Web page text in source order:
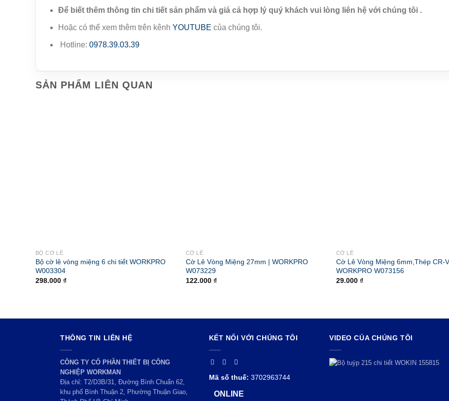
Để biết thêm thông tin chi tiết sản phẩm và giá cả hợp lý quý khách vui lòng liên hệ với chúng tôi .
Hoặc có thể xem thêm trên kênh YOUTUBE của chúng tôi.
Hotline: 0978.39.03.39
SẢN PHẨM LIÊN QUAN
BỘ CỜ LÊ
Bộ cờ lê vòng miệng 6 chi tiết WORKPRO
W003304
298.000 ₫
CỜ LÊ
Cờ Lê Vòng Miệng 27mm | WORKPRO
W073229
122.000 ₫
CỜ LÊ
Cờ Lê Vòng Miệng 6mm,Thép CR-V
WORKPRO W073156
29.000 ₫
THÔNG TIN LIÊN HỆ
CÔNG TY CỔ PHẦN THIẾT BỊ CÔNG
NGHIỆP WORKMAN
Địa chỉ: T2/D3B/31, Đường Bình Chuẩn 62,
khu phố Bình Thuận 2, Phường Thuận Giao,
KẾT NỐI VỚI CHÚNG TÔI
Mã số thuế: 3702963744
ONLINE
VIDEO CỦA CHÚNG TÔI